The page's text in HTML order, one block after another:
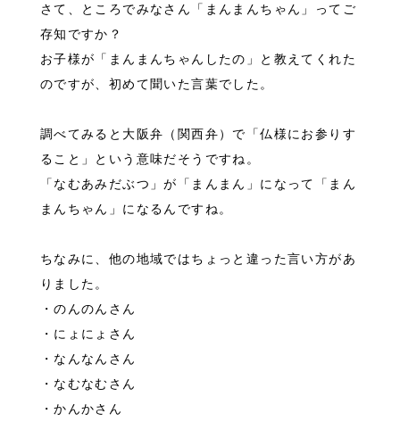
さて、ところでみなさん「まんまんちゃん」ってご
存知ですか？
お子様が「まんまんちゃんしたの」と教えてくれた
のですが、初めて聞いた言葉でした。
調べてみると大阪弁（関西弁）で「仏様にお参りす
ること」という意味だそうですね。
「なむあみだぶつ」が「まんまん」になって「まん
まんちゃん」になるんですね。
ちなみに、他の地域ではちょっと違った言い方があ
りました。
・のんのんさん
・にょにょさん
・なんなんさん
・なむなむさん
・かんかさん